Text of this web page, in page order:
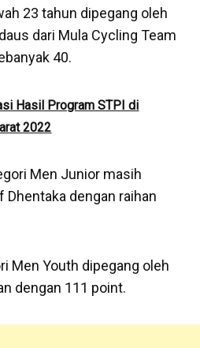
23 tahun dipegang oleh
dari Mula Cycling Team
40.
Hasil Program STPI di
2022
Men Junior masih
Dhentaka dengan raihan
Men Youth dipegang oleh
dengan 111 point.